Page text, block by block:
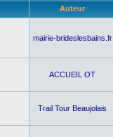
Auteur
mairie-brideslesbains.fr
ACCUEIL OT
Trail Tour Beaujolais